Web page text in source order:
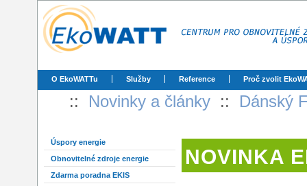
O EkoWATTu Služby Reference Proč zvolit
:: Novinky a články :: Dánský
Úspory energie
Obnovitelné zdroje energie
Zdarma poradna EKIS
NOVINKA